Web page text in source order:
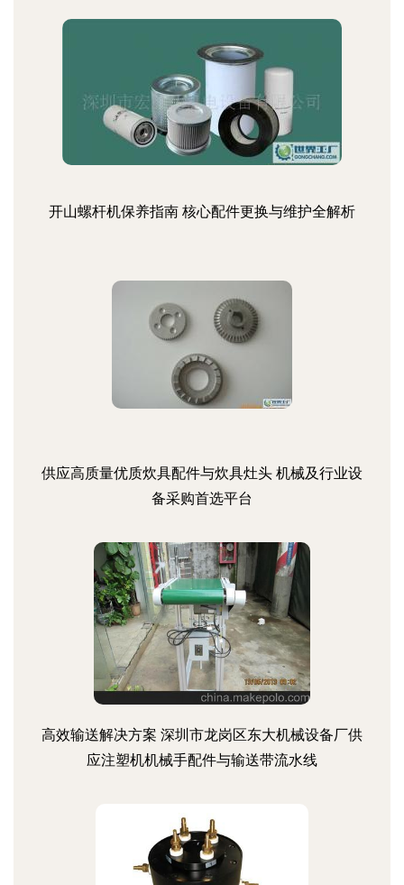
开山螺杆机保养指南 核心配件更换与维护全解析
供应高质量优质炊具配件与炊具灶头 机械及行业设
备采购首选平台
高效输送解决方案 深圳市龙岗区东大机械设备厂供
应注塑机机械手配件与输送带流水线